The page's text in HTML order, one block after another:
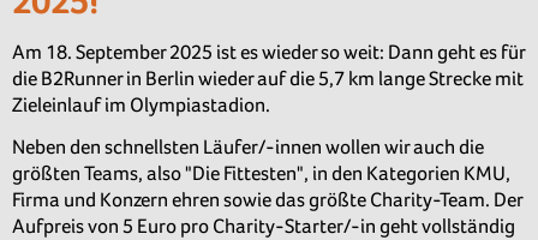
Am 18. September 2025 ist es wieder so weit: Dann geht es für
die B2Runner in Berlin wieder auf die 5,7 km lange Strecke mit
Zieleinlauf im Olympiastadion.
Neben den schnellsten Läufer/-innen wollen wir auch die
größten Teams, also "Die Fittesten", in den Kategorien KMU,
Firma und Konzern ehren sowie das größte Charity-Team. Der
Aufpreis von 5 Euro pro Charity-Starter/-in geht vollständig